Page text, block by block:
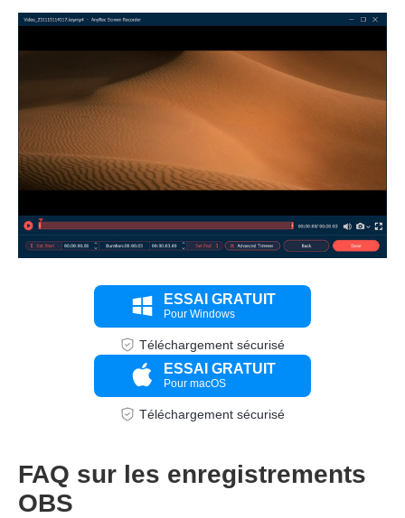
Étape 3.
ESSAI GRATUIT
Pour Windows
Téléchargement sécurisé
ESSAI GRATUIT
Pour macOS
Téléchargement sécurisé
FAQ sur les enregistrements
OBS